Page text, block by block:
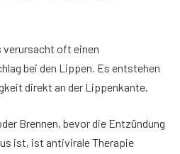
verursacht oft einen
bei den Lippen. Es entstehen
direkt an der Lippenkante.
Brennen, bevor die Entzündung
ist, ist antivirale Therapie